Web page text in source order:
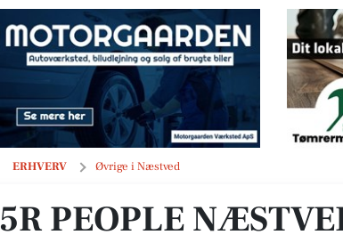
ERHVERV Øvrige i Næstved
5R People Næstved
5R PEOPLE